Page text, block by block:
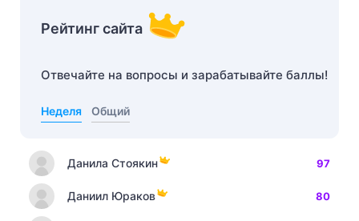
Рейтинг сайта
Отвечайте на вопросы и зарабатывайте баллы!
Неделя Общий
Данила Стоякин 97
Даниил Юраков 80